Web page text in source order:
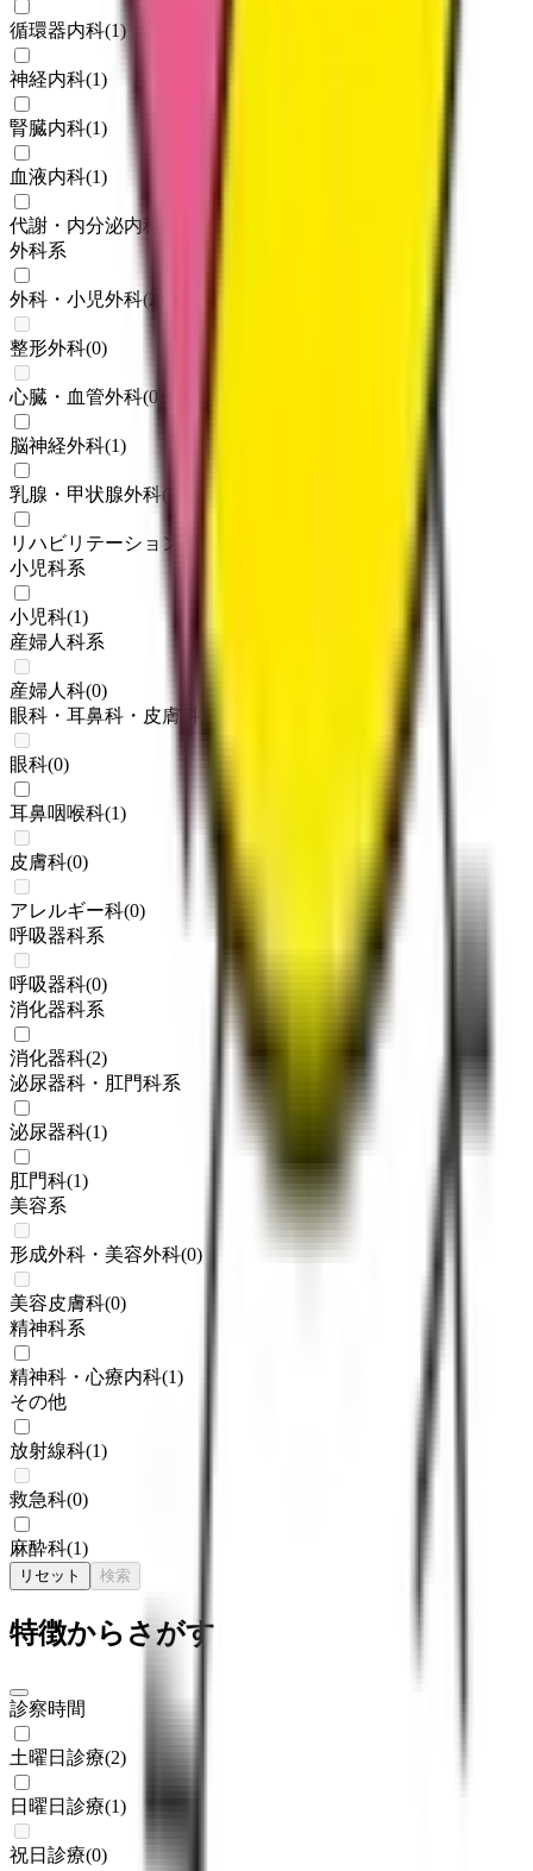
循環器内科(1)
神経内科(1)
腎臓内科(1)
血液内科(1)
代謝・内分泌内科
外科系
外科・小児外科(2
整形外科(0)
心臓・血管外科(0
脳神経外科(1)
乳腺・甲状腺外科(
リハビリテーション科
小児科系
小児科(1)
産婦人科系
産婦人科(0)
眼科・耳鼻科・皮膚科・アレルギー科系
眼科(0)
耳鼻咽喉科(1)
皮膚科(0)
アレルギー科(0)
呼吸器科系
呼吸器科(0)
消化器科系
消化器科(2)
泌尿器科・肛門科系
泌尿器科(1)
肛門科(1)
美容系
形成外科・美容外科(0)
美容皮膚科(0)
精神科系
精神科・心療内科(1)
その他
放射線科(1)
救急科(0)
麻酔科(1)
リセット 検索
特徴からさがす
診察時間
土曜日診療(2)
日曜日診療(1)
祝日診療(0)